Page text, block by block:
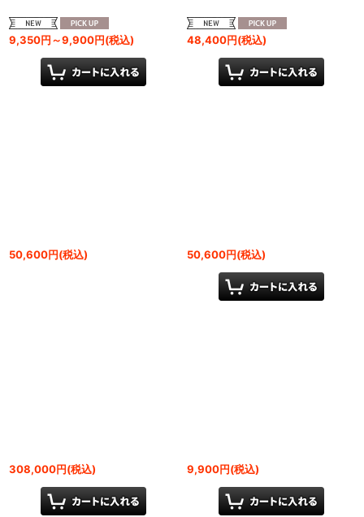
9,350円～9,900円(税込) 48,400円(税込)
50,600円(税込) 50,600円(税込)
308,000円(税込) 9,900円(税込)